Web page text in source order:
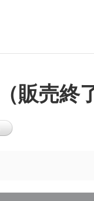
販売終